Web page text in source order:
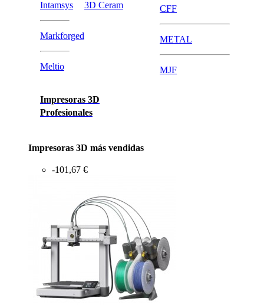
Intamsys
Markforged
Meltio
3D Ceram
Impresoras 3D
Profesionales
CFF
METAL
MJF
Impresoras 3D más vendidas
-101,67 €